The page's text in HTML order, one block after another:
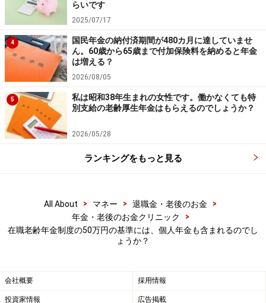
らいです
2025/07/17
4
国民年金の納付済期間が480カ月に達していませ
ん。60歳から65歳まで付加保険料を納めると年金
は増える？
2026/08/05
5
私は昭和38年生まれの女性です。働かなくても特
別支給の老齢厚生年金はもらえるのでしょうか？
2026/05/28
ランキングをもっと見る
All About > マネー > 退職金・老後のお金
>
年金・老後のお金クリニック
>
在職老齢年金制度の50万円の基準には、個人年金も含まれるのでし
ょうか？
会社概要 採用情報
投資家情報 広告掲載